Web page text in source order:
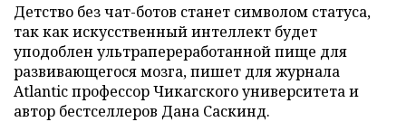
Детство без чат-ботов станет символом статуса,
так как искусственный интеллект будет
уподоблен ультрапереработанной пище для
развивающегося мозга, пишет для журнала
Atlantic профессор Чикагского университета и
автор бестселлеров Дана Саскинд.